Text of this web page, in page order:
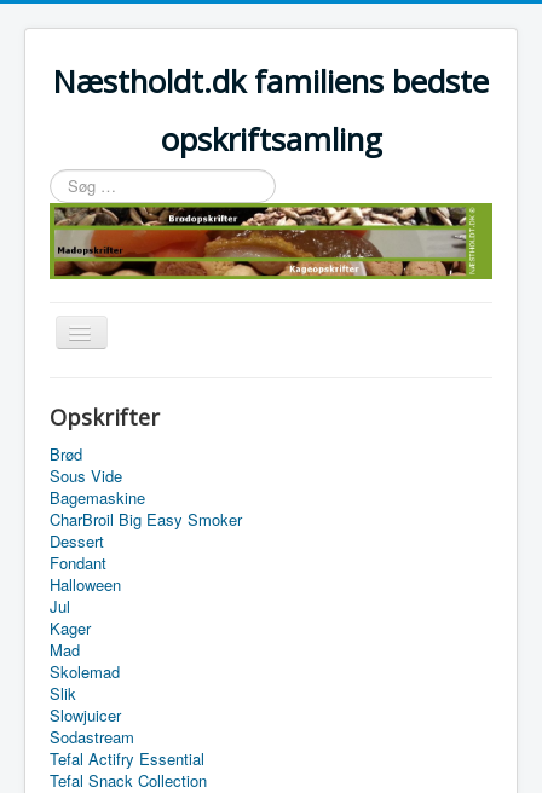
Næstholdt.dk familiens bedste
opskriftsamling
Søg
…
Skift
navigation
Tefal Actifry Essential
Opskrifter
Brød
Sous Vide
Bagemaskine
CharBroil Big Easy Smoker
Dessert
Fondant
Halloween
Jul
Kager
Mad
Skolemad
Slik
Slowjuicer
Sodastream
Tefal Actifry Essential
Tefal Snack Collection